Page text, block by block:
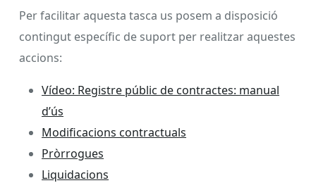
Per facilitar aquesta tasca us posem a disposició
contingut específic de suport per realitzar aquestes
accions:
Vídeo: Registre públic de contractes: manual
d’ús
Modificacions contractuals
Pròrrogues
Liquidacions